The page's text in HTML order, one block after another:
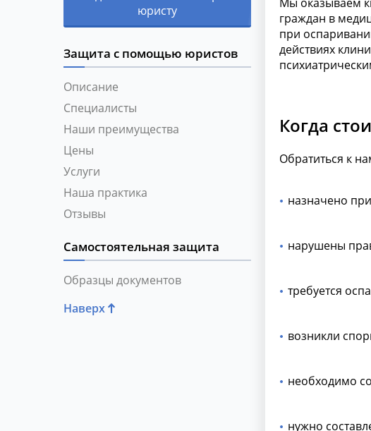
юристу
Защита с помощью юристов
Описание
Специалисты
Наши преимущества
Цены
Услуги
Наша практика
Отзывы
Самостоятельная защита
Образцы документов
Наверх
граждан в
при
действиях
Когда
Обратиться к
назначено
нарушены
требуется
возникли
необходимо
нужно